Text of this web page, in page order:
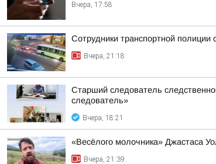
Вчера, 17:58
Сотрудники транспортной полиции
Вчера, 21:18
Старший следователь
следователь»
Вчера, 18:21
«Весёлого молочника» Джастаса
Вчера, 21:39